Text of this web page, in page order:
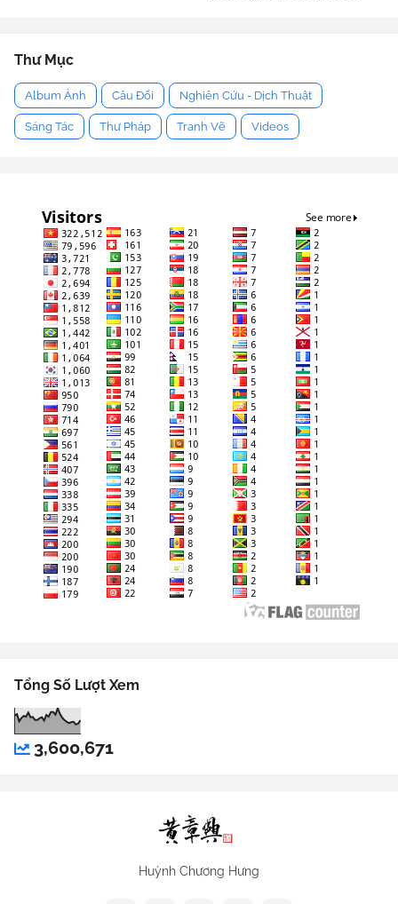
Thư Mục
Album Ảnh Câu Đối Nghiên Cứu - Dịch Thuật
Sáng Tác Thư Pháp Tranh Vẽ Videos
Tổng Số Lượt Xem
3,600,671
Huỳnh Chương Hưng